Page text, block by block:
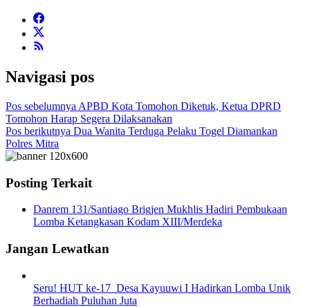
Navigasi pos
Pos sebelumnya APBD Kota Tomohon Diketuk, Ketua DPRD
Tomohon Harap Segera Dilaksanakan
Pos berikutnya Dua Wanita Terduga Pelaku Togel Diamankan
Polres Mitra
Posting Terkait
Danrem 131/Santiago Brigjen Mukhlis Hadiri Pembukaan
Lomba Ketangkasan Kodam XIII/Merdeka
Jangan Lewatkan
Seru! HUT ke-17 Desa Kayuuwi I Hadirkan Lomba Unik
Berhadiah Puluhan Juta